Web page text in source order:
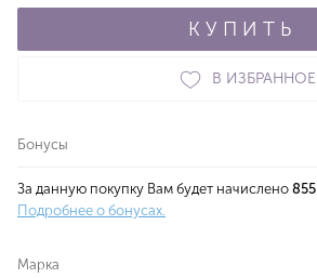
КУПИТЬ
В ИЗБРАННОЕ
Бонусы
За данную покупку Вам будет начислено 855
Подробнее о бонусах.
Марка